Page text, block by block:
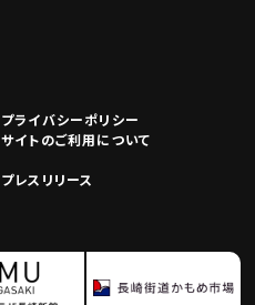
プライバシーポリシー
サイトのご利用について
プレスリリース